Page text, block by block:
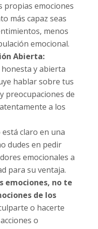
propias emociones
más capaz seas
menos
emocional.
Abierta:
y abierta
hablar sobre tus
preocupaciones de
a los
claro en una
dudes en pedir
emocionales a
para su ventaja.
emociones, no te
de los
o hacerte
o